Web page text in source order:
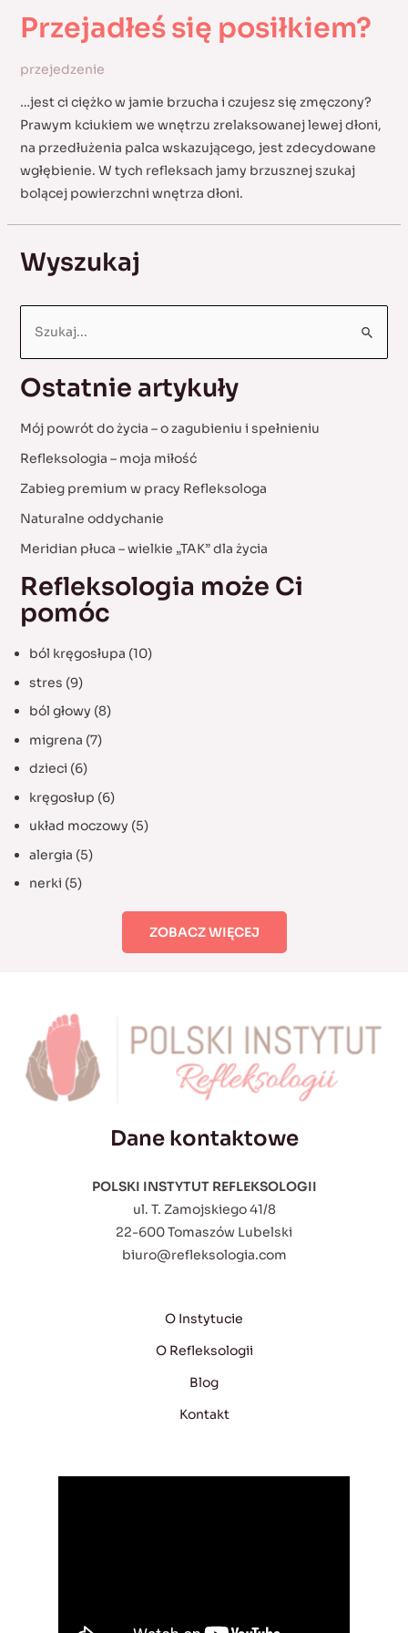
Przejadłeś się posiłkiem?
przejedzenie
…jest ci ciężko w jamie brzucha i czujesz się zmęczony?
Prawym kciukiem we wnętrzu zrelaksowanej lewej dłoni,
na przedłużenia palca wskazującego, jest zdecydowane
wgłębienie. W tych refleksach jamy brzusznej szukaj
bolącej powierzchni wnętrza dłoni.
Wyszukaj
r
c
o
r
:
Ostatnie artykuły
Mój powrót do życia – o zagubieniu i spełnieniu
Refleksologia – moja miłość
Zabieg premium w pracy Refleksologa
Naturalne oddychanie
Meridian płuca – wielkie „TAK” dla życia
Refleksologia może Ci
pomóc
ból kręgosłupa (10)
stres (9)
ból głowy (8)
migrena (7)
dzieci (6)
kręgosłup (6)
układ moczowy (5)
alergia (5)
nerki (5)
ZOBACZ WIĘCEJ
Dane kontaktowe
POLSKI INSTYTUT REFLEKSOLOGII
ul. T. Zamojskiego 41/8
22-600 Tomaszów Lubelski
biuro@refleksologia.com
O Instytucie
O Refleksologii
Blog
Kontakt